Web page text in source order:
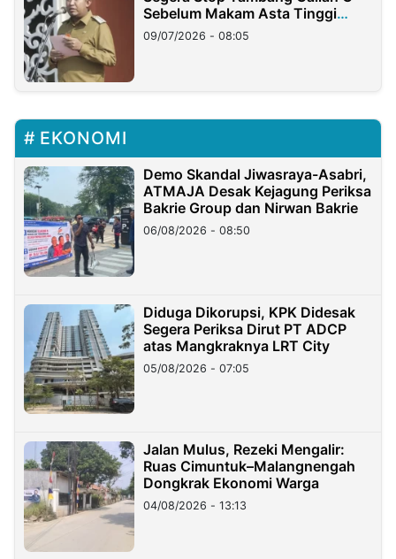
Sebelum Makam Asta Tinggi
Longsor
09/07/2026 - 08:05
EKONOMI
Demo Skandal Jiwasraya-Asabri,
ATMAJA Desak Kejagung Periksa
Bakrie Group dan Nirwan Bakrie
06/08/2026 - 08:50
Diduga Dikorupsi, KPK Didesak
Segera Periksa Dirut PT ADCP
atas Mangkraknya LRT City
05/08/2026 - 07:05
Jalan Mulus, Rezeki Mengalir:
Ruas Cimuntuk–Malangnengah
Dongkrak Ekonomi Warga
04/08/2026 - 13:13